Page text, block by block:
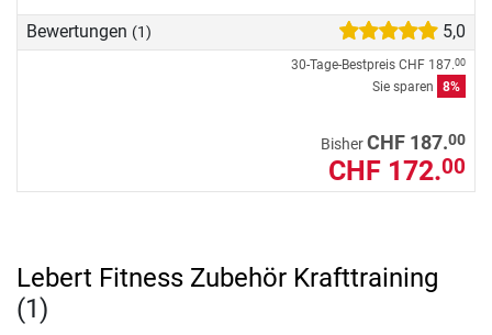
Bewertungen (1) 5,0
30-Tage-Bestpreis CHF 187.00
Sie sparen 8%
BisherCHF 187.00
CHF 172.00
Lebert Fitness Zubehör Krafttraining
(1)